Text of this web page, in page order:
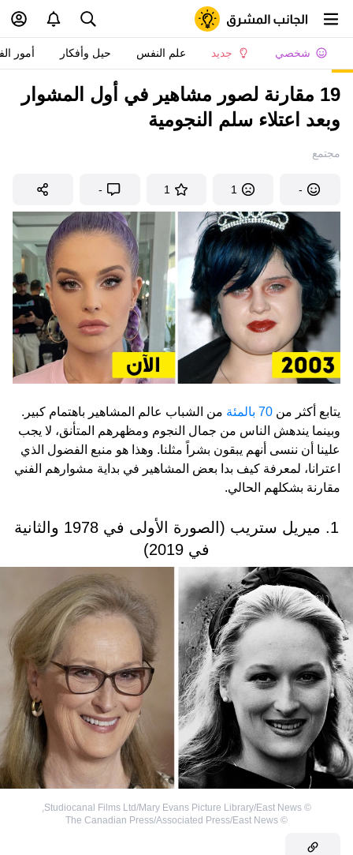
شخصي جديد علم النفس حيل وأفكار أمور
19 مقارنة لصور مشاهير في أول المشوار
وبعد اعتلاء سلم النجومية
مجتمع
-
1
1
-
يتابع أكثر من 70 بالمئة
من الشباب عالم المشاهير باهتمام كبير.
وبينما يندهش الناس من جمال النجوم ومظهرهم المتأنق، لا يجب
علينا أن ننسى أنهم يبقون بشراً مثلنا. وهذا هو منبع الفضول الذي
اعترانا، لمعرفة كيف بدا بعض المشاهير في بداية مشوارهم الفني
مقارنة بشكلهم الحالي.
1. ميريل ستريب (الصورة الأولى في 1978 والثانية
في 2019)
©
Studiocanal Films Ltd/Mary Evans Picture Library/East News
,
©
The Canadian Press/Associated Press/East News